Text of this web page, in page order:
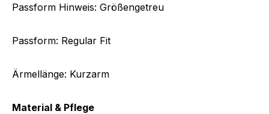
Passform Hinweis: Größengetreu
Passform: Regular Fit
Ärmellänge: Kurzarm
Material & Pflege